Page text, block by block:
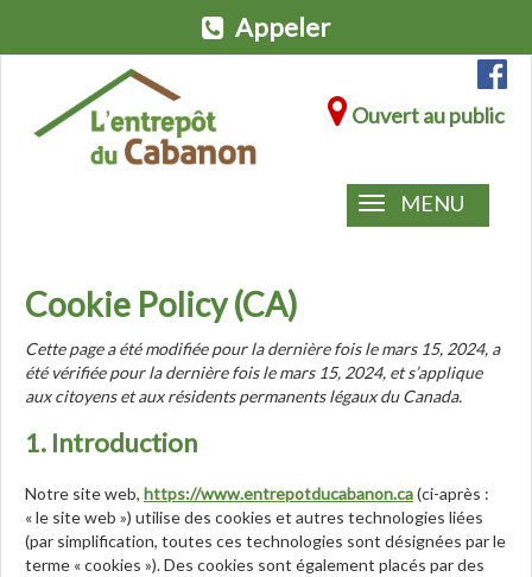
Appeler
Ouvert au public
MENU
Cookie Policy (CA)
Cette page a été modifiée pour la dernière fois le mars 15, 2024, a
été vérifiée pour la dernière fois le mars 15, 2024, et s’applique
aux citoyens et aux résidents permanents légaux du Canada.
1. Introduction
Notre site web, https://www.entrepotducabanon.ca(ci-après :
« le site web ») utilise des cookies et autres technologies liées
(par simplification, toutes ces technologies sont désignées par le
terme « cookies »). Des cookies sont également placés par des